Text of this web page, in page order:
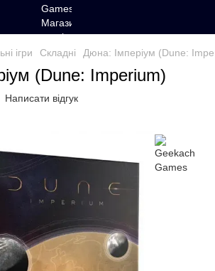
ігри Складні Дюна: Імперіум (Dune:
(Dune: Imperium)
Написати відгук